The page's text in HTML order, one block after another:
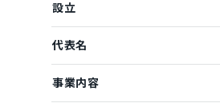
設立
代表名
事業内容